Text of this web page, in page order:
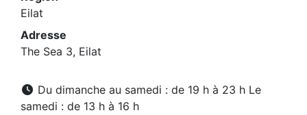
Eilat
Adresse
The Sea 3, Eilat
Du dimanche au samedi : de 19 h à 23 h Le
samedi : de 13 h à 16 h